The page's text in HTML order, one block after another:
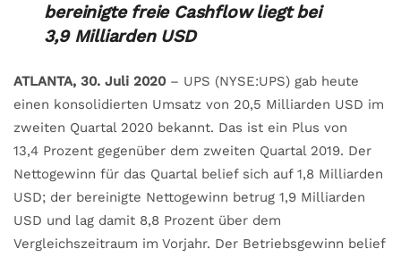
bereinigte freie Cashflow liegt bei
3,9 Milliarden USD
ATLANTA, 30. Juli 2020– UPS (NYSE:UPS) gab heute
einen konsolidierten Umsatz von 20,5 Milliarden USD im
zweiten Quartal 2020 bekannt. Das ist ein Plus von
13,4 Prozent gegenüber dem zweiten Quartal 2019. Der
Nettogewinn für das Quartal belief sich auf 1,8 Milliarden
USD; der bereinigte Nettogewinn betrug 1,9 Milliarden
USD und lag damit 8,8 Prozent über dem
Vergleichszeitraum im Vorjahr. Der Betriebsgewinn belief